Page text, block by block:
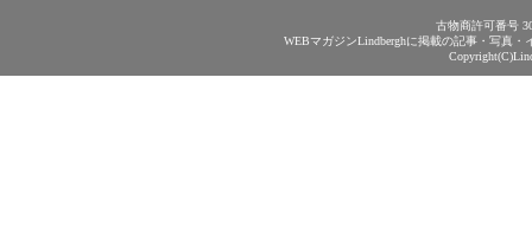
古物商許可番号
WEBマガジンLindberghに掲載の記事・写真